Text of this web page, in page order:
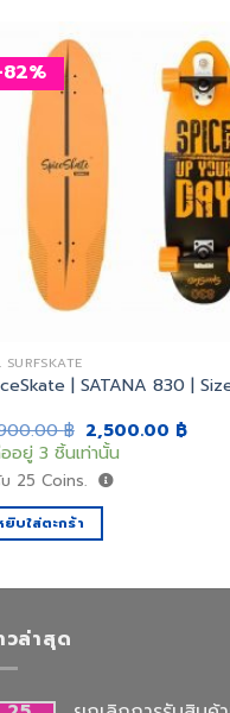
| SATANA 830 |
฿ Original
price
was:
13,900.00 ฿.
2,500.00 ฿
ออยู่ 3 ชิ้นเท่านั้น
25 Coins.
ยิบใส่ตะกร้า
วล่าสุด